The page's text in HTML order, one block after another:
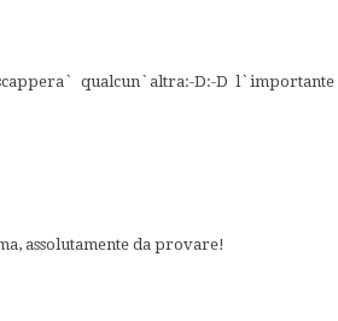
qualcun`altra:-D:-D
assolutamente da provare!